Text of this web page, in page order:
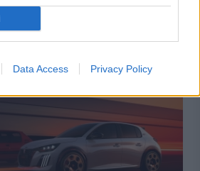
Data Access Privacy Policy
φθηνότερο ηλεκτρικό
Ελλάδα